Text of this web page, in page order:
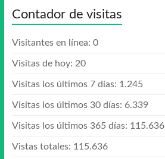
Contador de visitas
Visitantes en línea: 0
Visitas de hoy: 20
Visitas los últimos 7 días: 1.245
Visitas los últimos 30 días: 6.339
Visitas los últimos 365 días: 115.636
Vistas totales: 115.636